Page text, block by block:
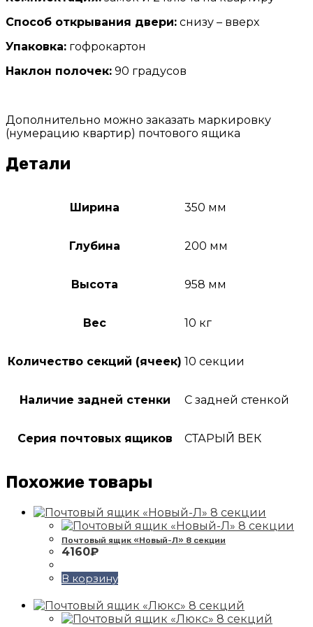
Способ открывания двери: снизу – вверх
Упаковка: гофрокартон
Наклон полочек: 90 градусов
Дополнительно можно заказать маркировку
(нумерацию квартир) почтового ящика
Детали
Ширина 350 мм
Глубина 200 мм
Высота 958 мм
Вес 10 кг
Количество секций (ячеек) 10 секции
Наличие задней стенки С задней стенкой
Серия почтовых ящиков СТАРЫЙ ВЕК
Похожие товары
Почтовый ящик «Новый-Л» 8 секции
4160₽
В корзину